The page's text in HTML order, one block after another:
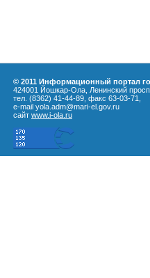
© 2011 Информационный портал
424001 Йошкар-Ола, Ленинский
тел. (8362) 41-44-89, факс 63-03-71,
e-mail yola.adm@mari-el.gov.ru
сайт www.i-ola.ru